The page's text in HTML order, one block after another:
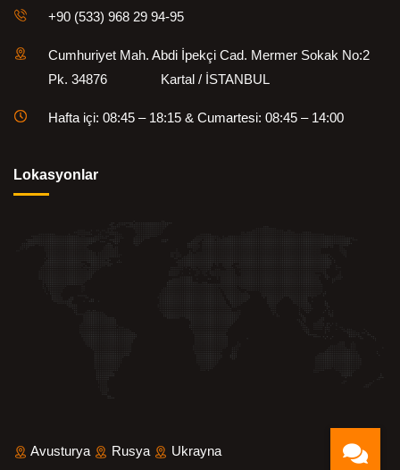
+90 (533) 968 29 94-95
Cumhuriyet Mah. Abdi İpekçi Cad. Mermer Sokak No:2
Pk. 34876 Kartal / İSTANBUL
Hafta içi: 08:45 – 18:15 & Cumartesi: 08:45 – 14:00
Lokasyonlar
Avusturya Rusya Ukrayna